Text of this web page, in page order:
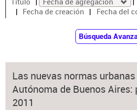
Fecha de creación
Fecha del
Búsqueda
Las nuevas normas
Autónoma de Buenos Aires:
2011